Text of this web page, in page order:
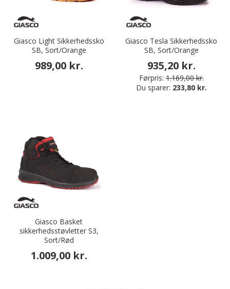
Giasco Light Sikkerhedssko
SB, Sort/Orange
989,00 kr.
Giasco Tesla Sikkerhedssko
SB, Sort/Orange
935,20 kr.
Førpris: 1.169,00 kr.
Du sparer: 233,80 kr.
Giasco Basket
sikkerhedsstøvletter S3,
Sort/Rød
1.009,00 kr.